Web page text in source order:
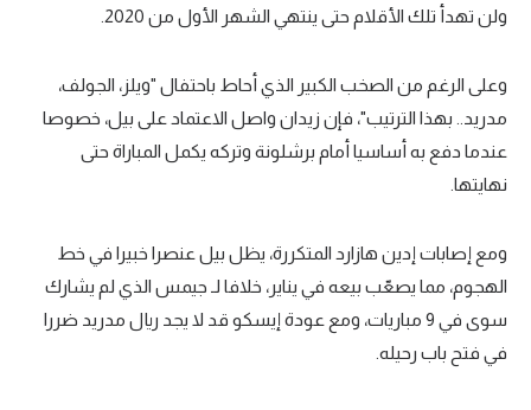
ولن تهدأ تلك الأقلام حتى ينتهي الشهر الأول من 2020.
وعلى الرغم من الصخب الكبير الذي أحاط باحتفال "ويلز، الجولف،
مدريد.. بهذا الترتيب"، فإن زيدان واصل الاعتماد على بيل، خصوصا
عندما دفع به أساسيا أمام برشلونة وتركه يكمل المباراة حتى
نهايتها.
ومع إصابات إدين هازارد المتكررة، يظل بيل عنصرا خبيرا في خط
الهجوم، مما يصعّب بيعه في يناير، خلافا لـ جيمس الذي لم يشارك
سوى في 9 مباريات، ومع عودة إيسكو قد لا يجد ريال مدريد ضررا
في فتح باب رحيله.